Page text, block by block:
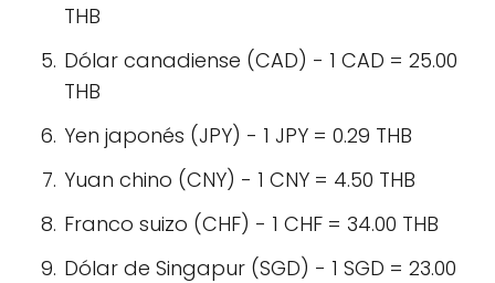
THB
Dólar canadiense (CAD) - 1 CAD = 25.00
THB
Yen japonés (JPY) - 1 JPY = 0.29 THB
Yuan chino (CNY) - 1 CNY = 4.50 THB
Franco suizo (CHF) - 1 CHF = 34.00 THB
Dólar de Singapur (SGD) - 1 SGD = 23.00